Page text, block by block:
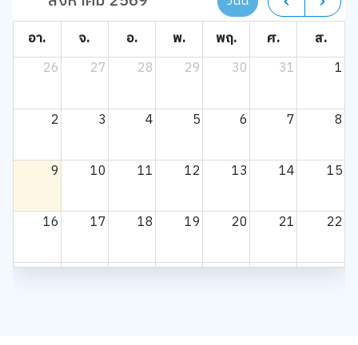
อา.
จ. อ. พ. พฤ. ศ.
ส.
26
27 28 29 30 31 1
2 3 4 5 6 7 8
9 10 11 12 13 14 15
16 17 18 19 20 21 22
23 24 25 26 27 28 29